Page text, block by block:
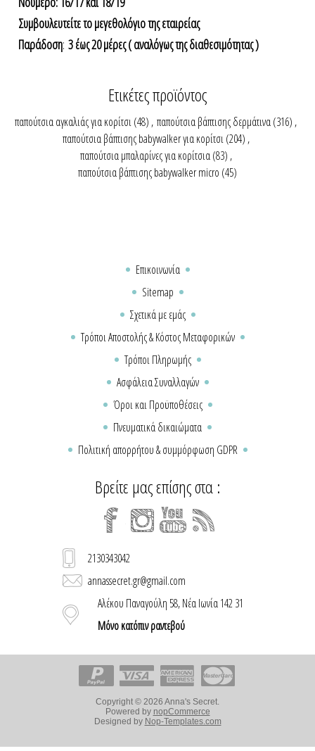
Συμβουλευτείτε το μεγεθολόγιο της εταιρείας
Παράδοση:3 έως 20 μέρες ( αναλόγως της διαθεσιμότητας )
Ετικέτες προϊόντος
παπούτσια αγκαλιάς για κορίτσι(48) , παπούτσια βάπτισης δερμάτινα(316) ,
παπούτσια βάπτισης babywalker για κορίτσι (204) ,
παπούτσια μπαλαρίνες για κορίτσια (83) ,
παπούτσια βάπτισης babywalker micro (45)
Επικοινωνία
Sitemap
Σχετικά με εμάς
Τρόποι Αποστολής & Κόστος Μεταφορικών
Τρόποι Πληρωμής
Ασφάλεια Συναλλαγών
Όροι και Προϋποθέσεις
Πνευματικά δικαιώματα
Πολιτική απορρήτου & συμμόρφωση GDPR
Βρείτε μας επίσης στα :
2130343042
annassecret.gr@gmail.com
Αλέκου Παναγούλη 58, Νέα Ιωνία 142 31
Μόνο κατόπιν ραντεβού
Copyright © 2026 Anna's Secret.
Powered by nopCommerce
Designed by Nop-Templates.com